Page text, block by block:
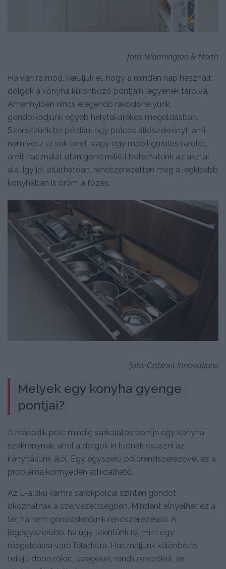
fotó: Warmington & North
Ha van rá mód, kerüljük el, hogy a minden nap használt
dolgok a konyha különböző pontjain legyenek tárolva.
Amennyiben nincs elegendő rakodóhelyünk,
gondolkodjunk egyéb helytakarékos megoldásban.
Szerezzünk be például egy polcos állószekrényt, ami
nem vesz el sok teret, vagy egy mobil gurulós tárolót,
amit használat után gond nélkül betolhatunk az asztal
alá. Így jól átláthatóan, rendszerezetten még a legkisebb
konyhában is öröm a főzés.
fotó: Cabinet Innovations
Melyek egy konyha gyenge
pontjai?
A második polc mindig sarkalatos pontja egy konyhai
szekrénynek, ahol a dolgok ki tudnak csúszni az
irányításunk alól. Egy egyszerű polcrendszerezővel ez a
probléma könnyedén áthidalható.
Az L-alakú kamra sarokpolcai szintén gondot
okozhatnak a szervezettségben. Mindent elnyelhet ez a
tér, ha nem gondoskodunk rendszerezésről. A
legegyszerűbb, ha úgy tekintünk rá, mint egy
megoldásra váró feladatra. Használjunk különböző
tetejű dobozokat, üvegeket, rendszerezőket, és